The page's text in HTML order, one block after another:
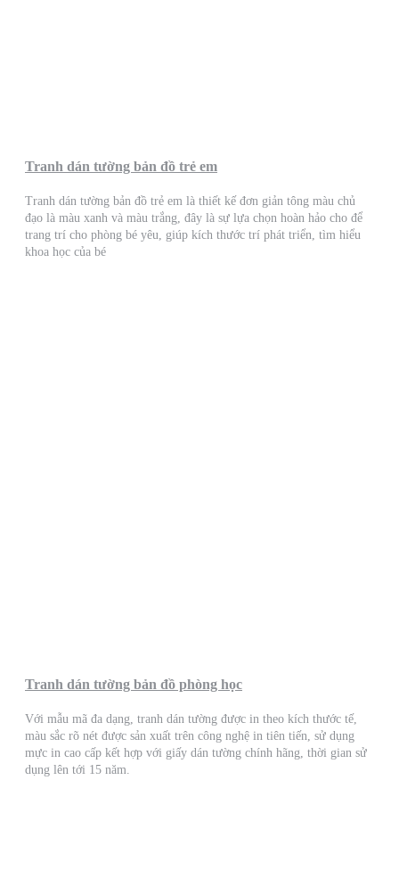
Tranh dán tường bản đồ trẻ em
Tranh dán tường bản đồ trẻ em là thiết kế đơn giản tông màu chủ
đạo là màu xanh và màu trắng, đây là sự lựa chọn hoàn hảo cho để
trang trí cho phòng bé yêu, giúp kích thước trí phát triển, tìm hiểu
khoa học của bé
Tranh dán tường bản đồ phòng học
Với mẫu mã đa dạng, tranh dán tường được in theo kích thước tế,
màu sắc rõ nét được sản xuất trên công nghệ in tiên tiến, sử dụng
mực in cao cấp kết hợp với giấy dán tường chính hãng, thời gian sử
dụng lên tới 15 năm.